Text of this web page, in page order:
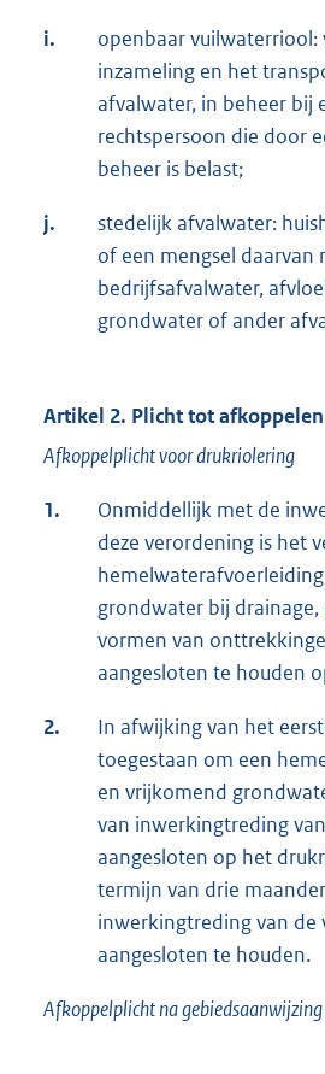
i.
openbaar vuilwaterriool:
inzameling en het
afvalwater, in beheer bij
rechtspersoon die door
beheer is belast;
j.
stedelijk afvalwater:
of een mengsel daarvan
bedrijfsafvalwater,
grondwater of ander
Artikel 2. Plicht tot afkoppelen
Afkoppelplicht voor drukriolering
1.
Onmiddellijk met de
deze verordening is het
grondwater bij
vormen van
aangesloten te houden
2.
In afwijking van het
toegestaan om een
en vrijkomend
van inwerkingtreding
aangesloten op het
termijn van drie
inwerkingtreding van de
aangesloten te houden.
Afkoppelplicht na gebiedsaanwijzing